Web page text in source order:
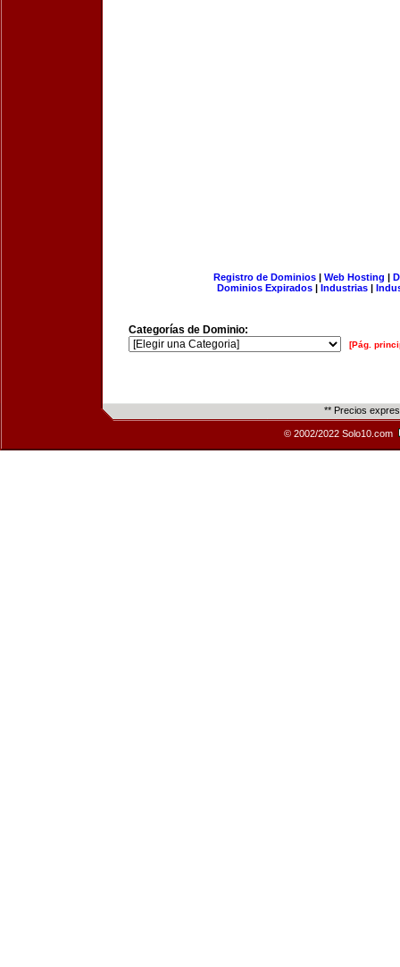
Registro de Dominios| Web Hosting |
Dominios Expirados | Industrias |
Categorías de Dominio:
[Pág.
** Precios
© 2002/2022 Solo10.com